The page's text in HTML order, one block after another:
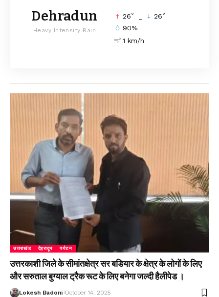
Dehradun
Heavy Intensity Rain
26° 26°
90%
1 km/h
उत्तराखंड देहरादून पर्यटन
उत्तरकाशी जिले के सीमांतक्षेत्र सर बडियार के क्षेत्र के लोगों के लिए
और सरुताल बुग्याल ट्रैक रूट के लिए बनेगा जल्दी हैलीपेड ।
Lokesh Badoni October 14, 2025